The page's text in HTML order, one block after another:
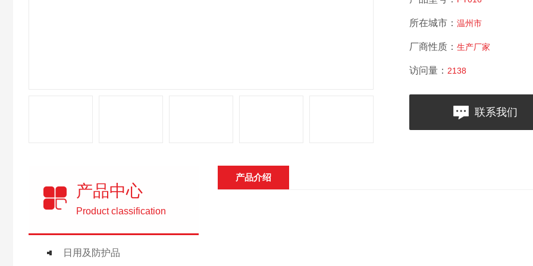
所在城市： 温州市
厂商性质： 生产厂家
访问量： 2138
联系我们
产品中心
Product classification
日用及防护品
产品介绍